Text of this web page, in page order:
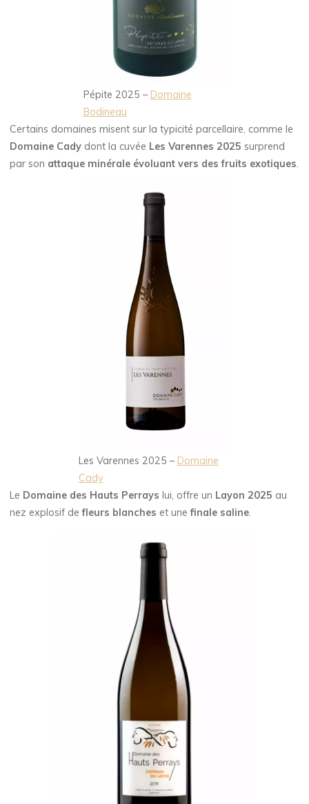
Pépite 2025 – Domaine
Bodineau
Certains domaines misent sur la typicité parcellaire, comme le
Domaine Cady dont la cuvée Les Varennes 2025 surprend
par son attaque minérale évoluant vers des fruits exotiques.
Les Varennes 2025 – Domaine
Cady
Le Domaine des Hauts Perrays lui, offre un Layon 2025 au
nez explosif defleurs blanches et unefinale saline.